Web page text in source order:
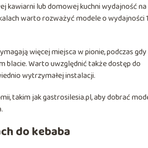
kawiarni lub domowej kuchni wydajność na
warto rozważyć modele o wydajności
więcej miejsca w pionie, podczas gdy
blacie. Warto uwzględnić także dostęp do
wytrzymałej instalacji.
takim jak gastrosilesia.pl, aby dobrać
do kebaba